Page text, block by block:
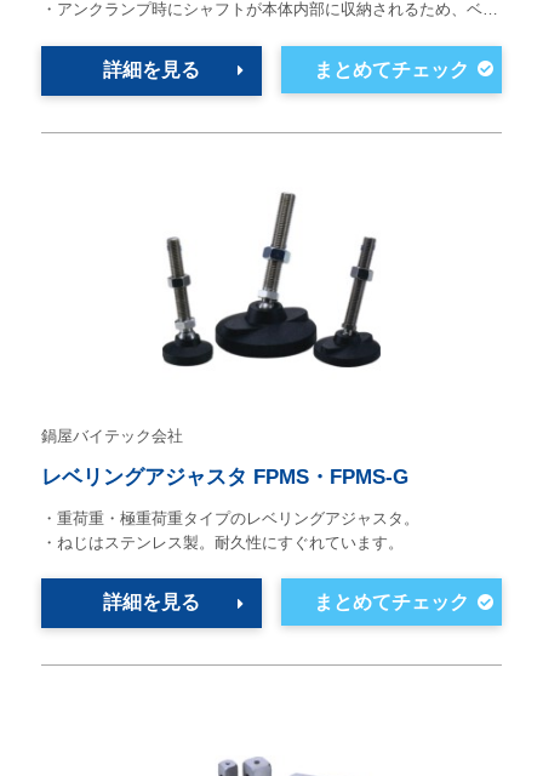
・アンクランプ時にシャフトが本体内部に収納されるため、ベ…
詳細を見る
鍋屋バイテック会社
レベリングアジャスタ FPMS・FPMS-G
・重荷重・極重荷重タイプのレベリングアジャスタ。
・ねじはステンレス製。耐久性にすぐれています。
詳細を見る